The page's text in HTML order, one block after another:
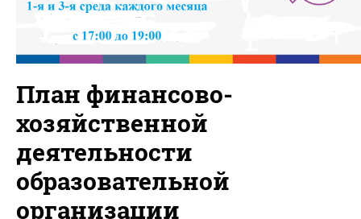
План финансово-
хозяйственной
деятельности
образовательной
организации